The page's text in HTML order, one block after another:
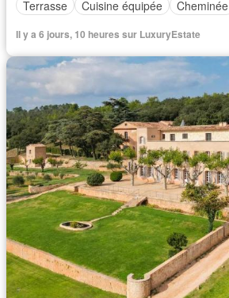
Terrasse Cuisine équipée Cheminée
Il y a 6 jours, 10 heures sur LuxuryEstate